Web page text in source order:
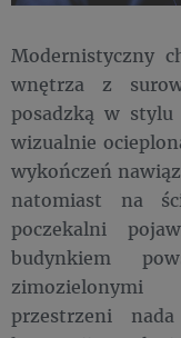
Modernistyczny
wnętrza z
posadzką w stylu
wizualnie
wykończeń
natomiast na
poczekalni
budynkiem
przestrzeni